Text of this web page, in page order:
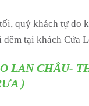
quý khách tự do
tại khách Cửa
LAN CHÂU-
)